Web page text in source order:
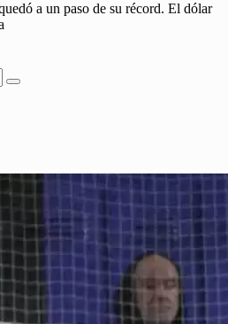
a un paso de su récord. El dólar